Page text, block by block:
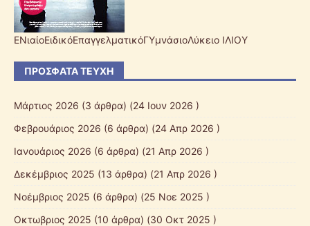
ΕΝιαίοΕιδικόΕπαγγελματικόΓΥμνάσιοΛύκειο ΙΛΙΟΥ
ΠΡΌΣΦΑΤΑ ΤΕΎΧΗ
Μάρτιος 2026 (3 άρθρα) (24 Ιουν 2026 )
Φεβρουάριος 2026 (6 άρθρα) (24 Απρ 2026 )
Ιανουάριος 2026 (6 άρθρα) (21 Απρ 2026 )
Δεκέμβριος 2025 (13 άρθρα) (21 Απρ 2026 )
Νοέμβριος 2025 (6 άρθρα) (25 Νοε 2025 )
Οκτωβριος 2025 (10 άρθρα) (30 Οκτ 2025 )